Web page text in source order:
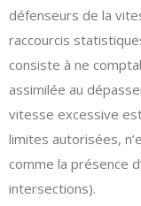
défenseurs de la
raccourcis
consiste à ne
assimilée au
vitesse excessive
limites autorisées,
comme la présence
intersections).